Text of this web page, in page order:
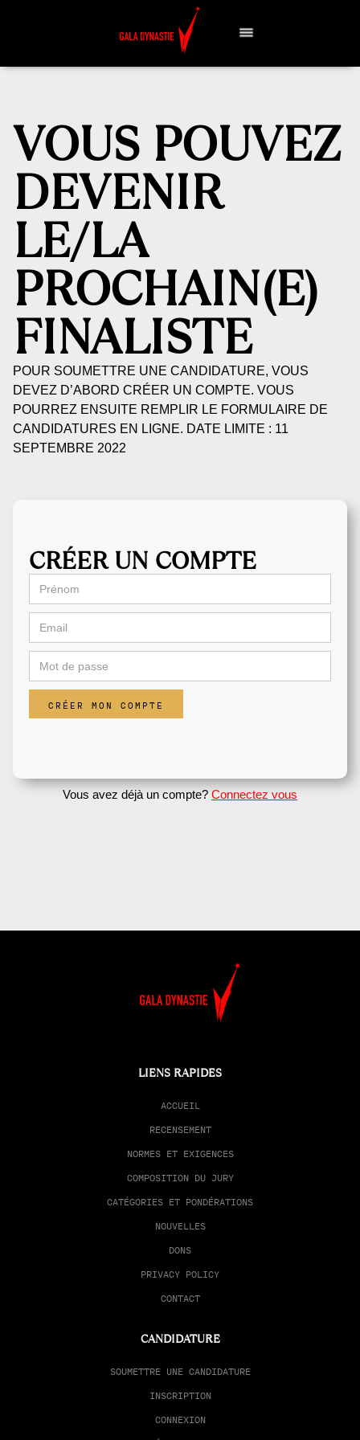
VOUS POUVEZ
DEVENIR
LE/LA
PROCHAIN(E)
FINALISTE
POUR SOUMETTRE UNE CANDIDATURE, VOUS
DEVEZ D’ABORD CRÉER UN COMPTE. VOUS
POURREZ ENSUITE REMPLIR LE FORMULAIRE DE
CANDIDATURES EN LIGNE. DATE LIMITE : 11
SEPTEMBRE 2022
CRÉER UN COMPTE
Vous avez déjà un compte? Connectez vous
LIENS RAPIDES
ACCUEIL
RECENSEMENT
NORMES ET EXIGENCES
COMPOSITION DU JURY
CATÉGORIES ET PONDÉRATIONS
NOUVELLES
DONS
PRIVACY POLICY
CONTACT
CANDIDATURE
SOUMETTRE UNE CANDIDATURE
INSCRIPTION
CONNEXION